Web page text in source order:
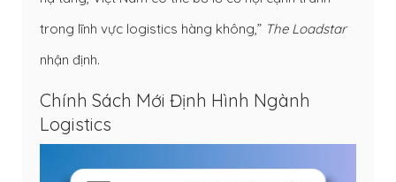
trong lĩnh vực logistics hàng không,” The Loadstar
nhận định.
Chính Sách Mới Định Hình Ngành
Logistics